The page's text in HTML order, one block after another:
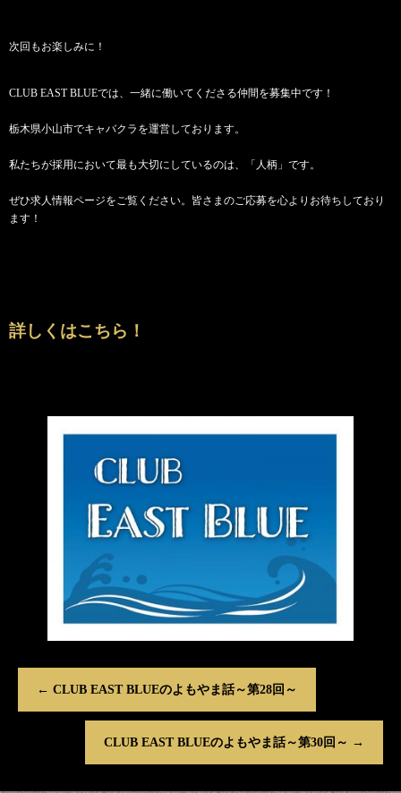
次回もお楽しみに！
CLUB EAST BLUEでは、一緒に働いてくださる仲間を募集中です！
栃木県小山市でキャバクラを運営しております。
私たちが採用において最も大切にしているのは、「人柄」です。
ぜひ求人情報ページをご覧ください。皆さまのご応募を心よりお待ちしており
ます！
詳しくはこちら！
← CLUB EAST BLUEのよもやま話～第28回～
CLUB EAST BLUEのよもやま話～第30回～ →